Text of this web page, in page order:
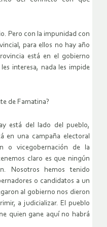
Pero con la impunidad con
para ellos no hay año
está en el gobierno
interesa, nada les impide
de Famatina?
está del lado del pueblo,
en una campaña electoral
o vicegobernación de la
claro es que ningún
Nosotros hemos tenido
o candidatos a un
al gobierno nos dieron
a judicializar. El pueblo
quien gane aquí no habrá